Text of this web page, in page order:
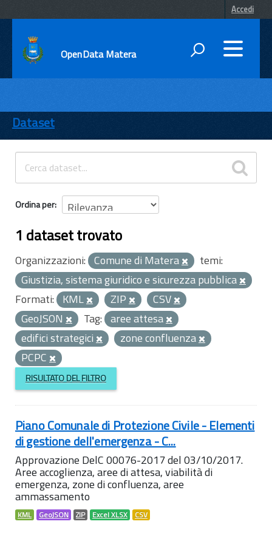
Accedi
OpenData Matera
ENTI
TEMI
INFORMAZIONI
Dataset
Ordina per
1 dataset trovato
Organizzazioni: Comune di Matera
temi:
Giustizia, sistema giuridico e sicurezza pubblica
Formati: KML ZIP
CSV
GeoJSON
Tag: aree attesa
edifici strategici
zone confluenza
PCPC
RISULTATO DEL FILTRO
Piano Comunale di Protezione Civile - Elementi
di gestione dell'emergenza - C...
Approvazione DelC 00076-2017 del 03/10/2017.
Aree accoglienza, aree di attesa, viabilità di
emergenza, zone di confluenza, aree
ammassamento
KML GeoJSON ZIP Excel XLSX CSV